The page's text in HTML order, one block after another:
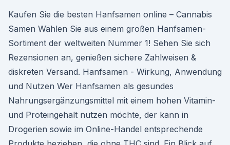
Kaufen Sie die besten Hanfsamen online – Cannabis
Samen Wählen Sie aus einem großen Hanfsamen-
Sortiment der weltweiten Nummer 1! Sehen Sie sich
Rezensionen an, genießen sichere Zahlweisen &
diskreten Versand. Hanfsamen - Wirkung, Anwendung
und Nutzen Wer Hanfsamen als gesundes
Nahrungsergänzungsmittel mit einem hohen Vitamin-
und Proteingehalt nutzen möchte, der kann in
Drogerien sowie im Online-Handel entsprechende